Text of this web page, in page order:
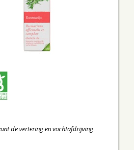
de vertering en vochtafdrijving